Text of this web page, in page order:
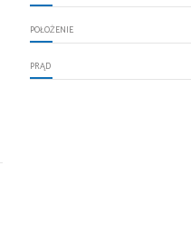
POŁOŻENIE
PRĄD